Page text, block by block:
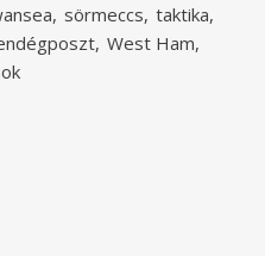
sörmeccs taktika
West Ham